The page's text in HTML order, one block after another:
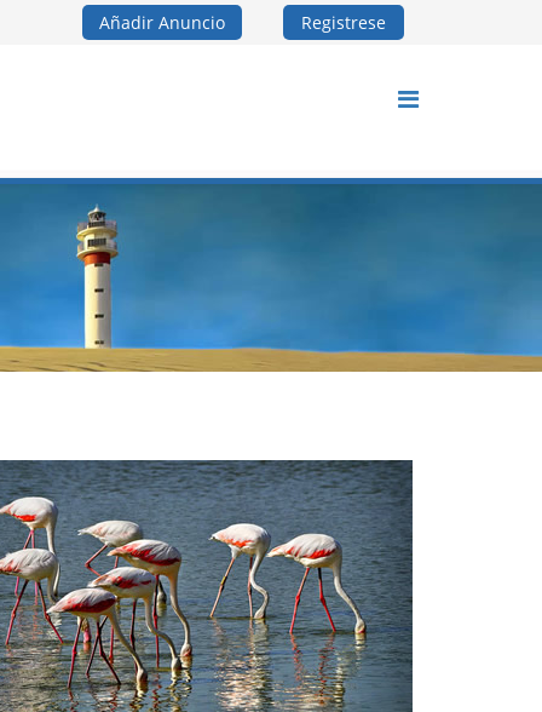
Añadir Anuncio Registrese